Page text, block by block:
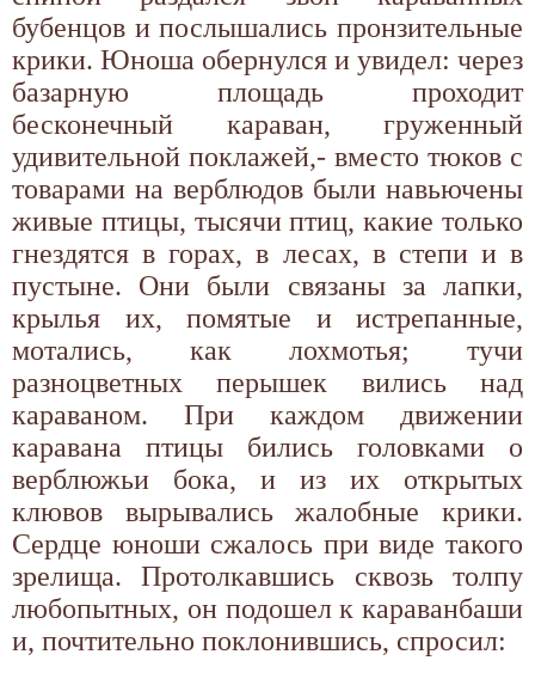
бубенцов и послышались пронзительные
крики. Юноша обернулся и увидел: через
базарную площадь проходит
бесконечный караван, груженный
удивительной поклажей,- вместо тюков с
товарами на верблюдов были навьючены
живые птицы, тысячи птиц, какие только
гнездятся в горах, в лесах, в степи и в
пустыне. Они были связаны за лапки,
крылья их, помятые и истрепанные,
мотались, как лохмотья; тучи
разноцветных перышек вились над
караваном. При каждом движении
каравана птицы бились головками о
верблюжьи бока, и из их открытых
клювов вырывались жалобные крики.
Сердце юноши сжалось при виде такого
зрелища. Протолкавшись сквозь толпу
любопытных, он подошел к караванбаши
и, почтительно поклонившись, спросил: